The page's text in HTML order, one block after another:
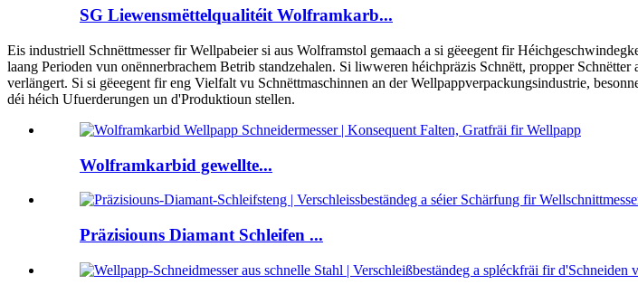
SG Liewensmëttelqualitéit Wolframkarb...
Eis industriell Schnëttmesser fir Wellpabeier si aus Wolframstol gemaach a si gëeegent fir
laang Perioden vun onënnerbrachem Betrib standzehalen. Si liwweren héichpräzis Schnëtt, propper
verlängert. Si si gëeegent fir eng Vielfalt vu Schnëttmaschinnen an der Wellpappverpackungsindustrie,
déi héich Ufuerderungen un d'Produktioun stellen.
Wolframkarbid gewellte...
Präzisiouns Diamant Schleifen ...